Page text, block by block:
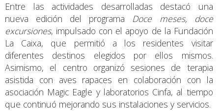
Entre las actividades desarrolladas destacó una
nueva edición del programa Doce meses, doce
excursiones, impulsado con el apoyo de la Fundación
La Caixa, que permitió a los residentes visitar
diferentes destinos elegidos por ellos mismos.
Asimismo, el centro organizó sesiones de terapia
asistida con aves rapaces en colaboración con la
asociación Magic Eagle y laboratorios Cinfa, al tiempo
que continuó mejorando sus instalaciones y servicios.